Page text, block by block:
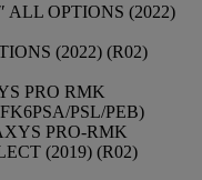
ALL OPTIONS (2022)
(2022) (R02)
PRO RMK
PSL/PEB)
PRO-RMK
(2019) (R02)